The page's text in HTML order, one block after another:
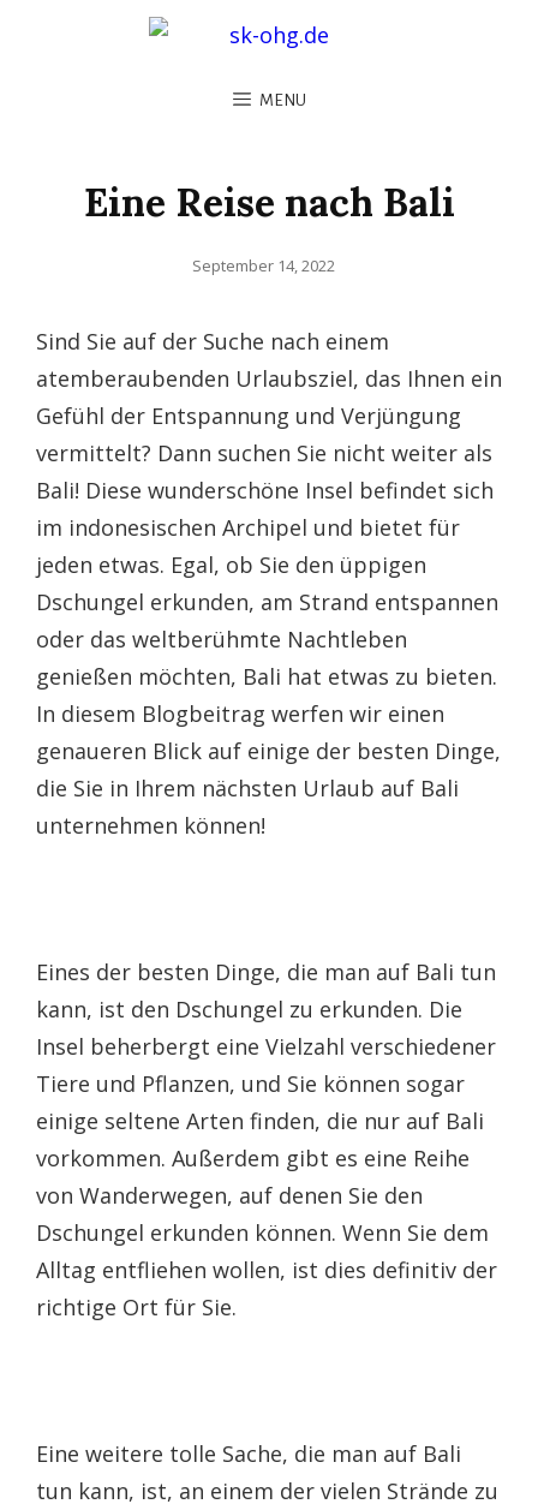
MENU
Eine Reise nach Bali
Posted
September 14, 2022
Sind Sie auf der Suche nach einem
atemberaubenden Urlaubsziel, das Ihnen ein
Gefühl der Entspannung und Verjüngung
vermittelt? Dann suchen Sie nicht weiter als
Bali! Diese wunderschöne Insel befindet sich
im indonesischen Archipel und bietet für
jeden etwas. Egal, ob Sie den üppigen
Dschungel erkunden, am Strand entspannen
oder das weltberühmte Nachtleben
genießen möchten, Bali hat etwas zu bieten.
In diesem Blogbeitrag werfen wir einen
genaueren Blick auf einige der besten Dinge,
die Sie in Ihrem nächsten Urlaub auf Bali
unternehmen können!
Eines der besten Dinge, die man auf Bali tun
kann, ist den Dschungel zu erkunden. Die
Insel beherbergt eine Vielzahl verschiedener
Tiere und Pflanzen, und Sie können sogar
einige seltene Arten finden, die nur auf Bali
vorkommen. Außerdem gibt es eine Reihe
von Wanderwegen, auf denen Sie den
Dschungel erkunden können. Wenn Sie dem
Alltag entfliehen wollen, ist dies definitiv der
richtige Ort für Sie.
Eine weitere tolle Sache, die man auf Bali
tun kann, ist, an einem der vielen Strände zu